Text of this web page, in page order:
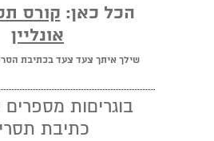
הכל כאן: קורס
אונליין
שילך איתך צעד צעד בכתיבת
בוגריםות
כתיבת